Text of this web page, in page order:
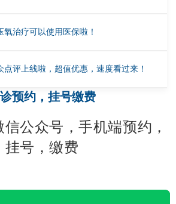
治疗可以使用医保啦！
点评上线啦，超值优惠，速度看过来！
预约，挂号缴费
公众号，手机端预约，
挂号，缴费